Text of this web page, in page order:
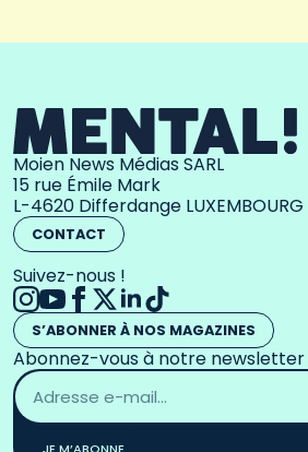
Moien News Médias SARL
15 rue Émile Mark
L-4620 Differdange LUXEMBOURG
CONTACT
Suivez-nous !
S’ABONNER À NOS MAGAZINES
Abonnez-vous à notre newsletter
Adresse
email
*
JE M’ABONNE